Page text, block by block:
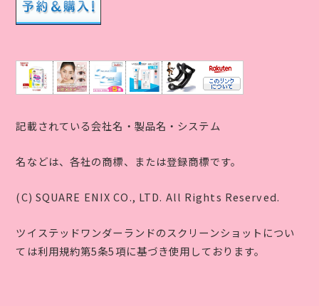
記載されている会社名・製品名・システム
名などは、各社の商標、または登録商標です。
(C) SQUARE ENIX CO., LTD. All Rights Reserved.
ツイステッドワンダーランドのスクリーンショットについ
ては利用規約第5条5項に基づき使用しております。